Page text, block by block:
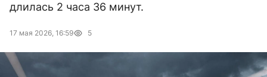
длилась 2 часа 36 минут.
17 мая 2026, 16:59 5